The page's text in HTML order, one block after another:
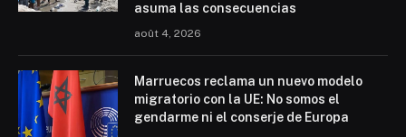
asuma las consecuencias
août 4, 2026
Marruecos reclama un nuevo modelo
migratorio con la UE: No somos el
gendarme ni el conserje de Europa